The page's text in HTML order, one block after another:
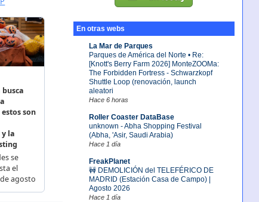
En otras webs
La Mar de Parques
Parques de América del Norte • Re:
[Knott's Berry Farm 2026] MonteZOOMa:
The Forbidden Fortress - Schwarzkopf
Shuttle Loop (renovación, launch
aleatori
Hace 6 horas
Roller Coaster DataBase
unknown - Abha Shopping Festival
(Abha, 'Asir, Saudi Arabia)
Hace 1 día
FreakPlanet
🚧 DEMOLICIÓN del TELEFÉRICO DE
MADRID (Estación Casa de Campo) |
Agosto 2026
Hace 1 día